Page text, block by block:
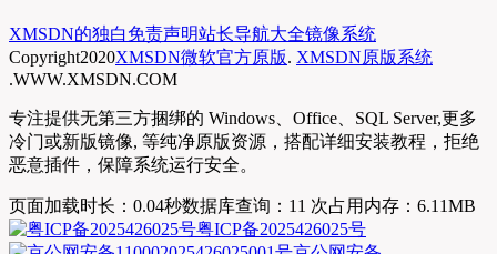
XMSDN的独白免责声明站长导航大全镜像系统
Copyright2020XMSDN微软官方原版. XMSDN原版系统
.WWW.XMSDN.COM
专注提供无第三方捆绑的 Windows、Office、SQL Server,更多
冷门或新版镜像, 等纯净原版资源，搭配详细安装教程，拒绝
恶意插件，保障系统运行安全。
页面加载时长：0.04秒数据库查询：11 次占用内存：6.11MB
粤ICP备2025426025号